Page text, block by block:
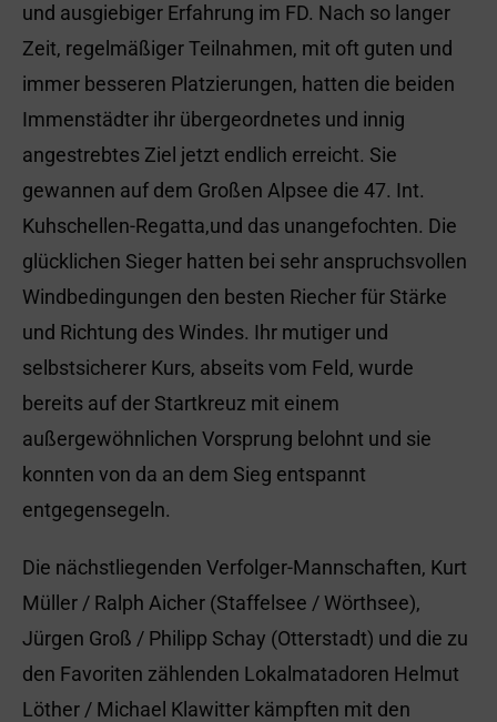
und ausgiebiger Erfahrung im FD. Nach so langer
Zeit, regelmäßiger Teilnahmen, mit oft guten und
immer besseren Platzierungen, hatten die beiden
Immenstädter ihr übergeordnetes und innig
angestrebtes Ziel jetzt endlich erreicht. Sie
gewannen auf dem Großen Alpsee die 47. Int.
Kuhschellen-Regatta,und das unangefochten. Die
glücklichen Sieger hatten bei sehr anspruchsvollen
Windbedingungen den besten Riecher für Stärke
und Richtung des Windes. Ihr mutiger und
selbstsicherer Kurs, abseits vom Feld, wurde
bereits auf der Startkreuz mit einem
außergewöhnlichen Vorsprung belohnt und sie
konnten von da an dem Sieg entspannt
entgegensegeln.
Die nächstliegenden Verfolger-Mannschaften, Kurt
Müller / Ralph Aicher (Staffelsee / Wörthsee),
Jürgen Groß / Philipp Schay (Otterstadt) und die zu
den Favoriten zählenden Lokalmatadoren Helmut
Löther / Michael Klawitter kämpften mit den